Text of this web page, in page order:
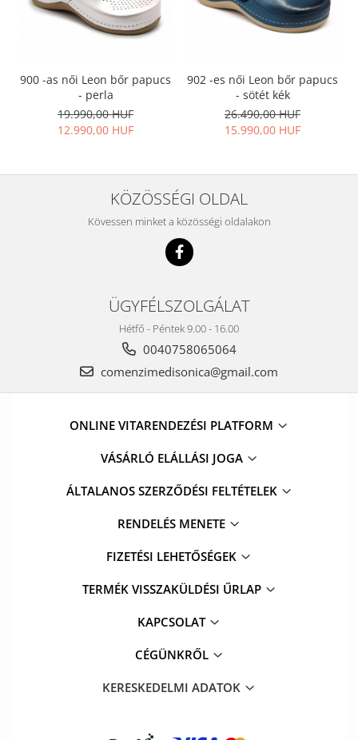
900 -as női Leon bőr papucs
- perla
19.990,00 HUF
12.990,00 HUF
902 -es női Leon bőr papucs
- sötét kék
26.490,00 HUF
15.990,00 HUF
KÖZÖSSÉGI OLDAL
Kövessen minket a közösségi oldalakon
ÜGYFÉLSZOLGÁLAT
Hétfő - Péntek 9.00 - 16.00
0040758065064
comenzimedisonica@gmail.com
ONLINE VITARENDEZÉSI PLATFORM
VÁSÁRLÓ ELÁLLÁSI JOGA
ÁLTALANOS SZERZŐDÉSI FELTÉTELEK
RENDELÉS MENETE
FIZETÉSI LEHETŐSÉGEK
TERMÉK VISSZAKÜLDÉSI ŰRLAP
KAPCSOLAT
CÉGÜNKRŐL
KERESKEDELMI ADATOK